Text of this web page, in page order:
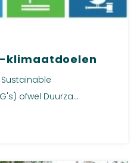
klimaatdoelen
ofwel Duurza...